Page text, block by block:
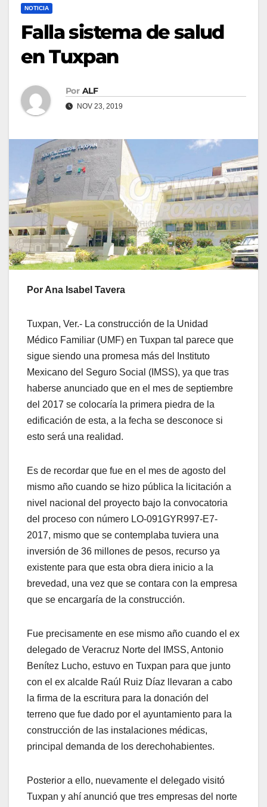
NOTICIA
Falla sistema de salud
en Tuxpan
Por ALF
NOV 23, 2019
Por Ana Isabel Tavera
Tuxpan, Ver.- La construcción de la Unidad
Médico Familiar (UMF) en Tuxpan tal parece que
sigue siendo una promesa más del Instituto
Mexicano del Seguro Social (IMSS), ya que tras
haberse anunciado que en el mes de septiembre
del 2017 se colocaría la primera piedra de la
edificación de esta, a la fecha se desconoce si
esto será una realidad.
Es de recordar que fue en el mes de agosto del
mismo año cuando se hizo pública la licitación a
nivel nacional del proyecto bajo la convocatoria
del proceso con número LO-091GYR997-E7-
2017, mismo que se contemplaba tuviera una
inversión de 36 millones de pesos, recurso ya
existente para que esta obra diera inicio a la
brevedad, una vez que se contara con la empresa
que se encargaría de la construcción.
Fue precisamente en ese mismo año cuando el ex
delegado de Veracruz Norte del IMSS, Antonio
Benítez Lucho, estuvo en Tuxpan para que junto
con el ex alcalde Raúl Ruiz Díaz llevaran a cabo
la firma de la escritura para la donación del
terreno que fue dado por el ayuntamiento para la
construcción de las instalaciones médicas,
principal demanda de los derechohabientes.
Posterior a ello, nuevamente el delegado visitó
Tuxpan y ahí anunció que tres empresas del norte